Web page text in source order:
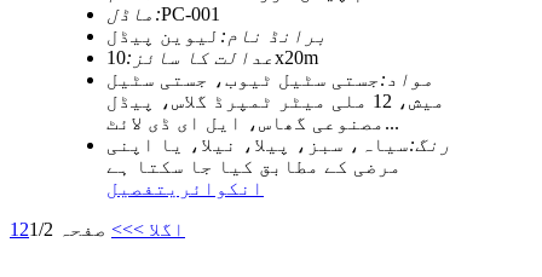
ماڈل:PC-001
برانڈ نام: لیوین پیڈل
عدالت کا سائز:10x20m
مواد:جستی سٹیل ٹیوب، جستی سٹیل
میش، 12 ملی میٹر ٹمپرڈ گلاس، پیڈل
مصنوعی گھاس، ایل ای ڈی لائٹ...
رنگ:سیاہ، سبز، پیلا، نیلا، یا اپنی
مرضی کے مطابق کیا جا سکتا ہے
انکوائری تفصیل
1 2 اگلا >>> صفحہ 1/2